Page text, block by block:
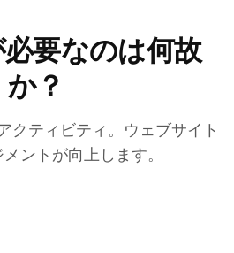
要なのは何故
か？
クティビティ。ウェブサイト
ントが向上します。